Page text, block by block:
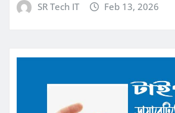
SR Tech IT Feb 13, 2026